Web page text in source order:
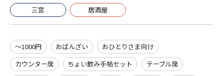
三宮 居酒屋
～1000円 おばんざい
おひとりさま向け
カウンター席
ちょい飲み手帖セット
テーブル席